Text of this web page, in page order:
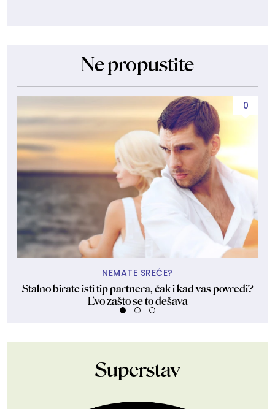
Ne propustite
0
NEMATE SREĆE?
Stalno birate isti tip partnera, čak i kad vas povredi?
Evo zašto se to dešava
Superstav